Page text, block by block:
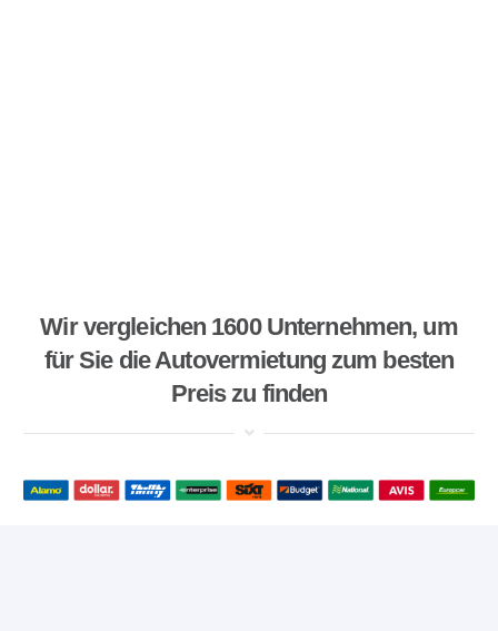
Wir vergleichen 1600 Unternehmen, um
für Sie die Autovermietung zum besten
Preis zu finden